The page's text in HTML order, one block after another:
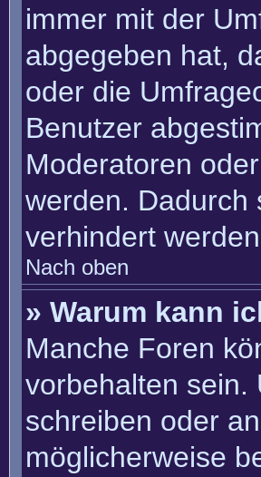
immer mit der
abgegeben hat,
oder die
Benutzer
Moderatoren
werden. Dadurch
verhindert
Nach oben
» Warum kann
Manche Foren
vorbehalten sein.
schreiben oder
möglicherweise